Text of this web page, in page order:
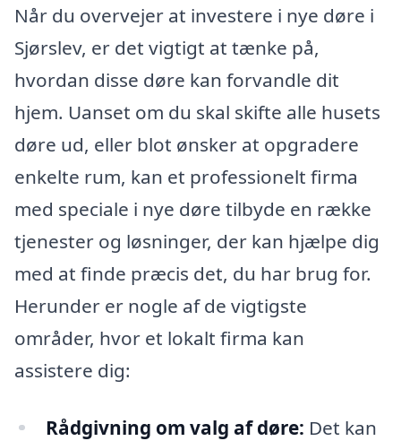
Når du overvejer at investere i nye døre i
Sjørslev, er det vigtigt at tænke på,
hvordan disse døre kan forvandle dit
hjem. Uanset om du skal skifte alle husets
døre ud, eller blot ønsker at opgradere
enkelte rum, kan et professionelt firma
med speciale i nye døre tilbyde en række
tjenester og løsninger, der kan hjælpe dig
med at finde præcis det, du har brug for.
Herunder er nogle af de vigtigste
områder, hvor et lokalt firma kan
assistere dig:
Rådgivning om valg af døre: Det kan